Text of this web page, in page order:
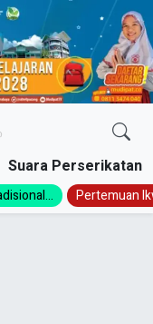
Suara Perserikatan
Pertemuan